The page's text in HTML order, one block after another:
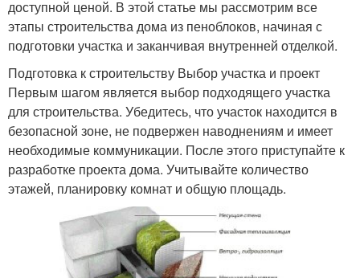
доступной ценой. В этой статье мы рассмотрим все
этапы строительства дома из пеноблоков, начиная с
подготовки участка и заканчивая внутренней отделкой.
Подготовка к строительству Выбор участка и проект
Первым шагом является выбор подходящего участка
для строительства. Убедитесь, что участок находится в
безопасной зоне, не подвержен наводнениям и имеет
необходимые коммуникации. После этого приступайте к
разработке проекта дома. Учитывайте количество
этажей, планировку комнат и общую площадь.